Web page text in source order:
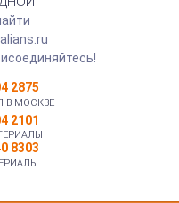
2875
В МОСКВЕ
2101
8303